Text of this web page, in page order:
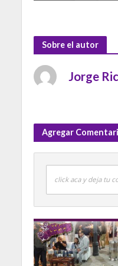
Sobre el autor
Jorge
Agregar
click aca y deja tu